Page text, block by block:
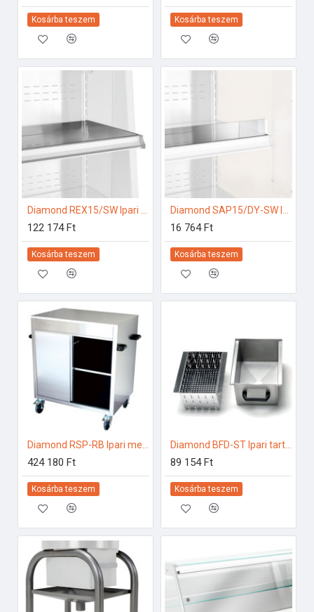
Kosárba teszem Kosárba teszem
122 174 Ft
Kosárba teszem
16 764 Ft
Kosárba teszem
424 180 Ft
Kosárba teszem
Diamond BFD-ST Ipari tartozékok
89 154 Ft
Kosárba teszem